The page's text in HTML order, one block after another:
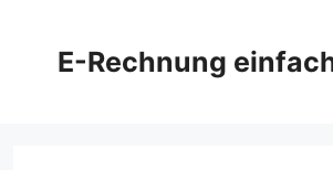
springenE-Rechnung